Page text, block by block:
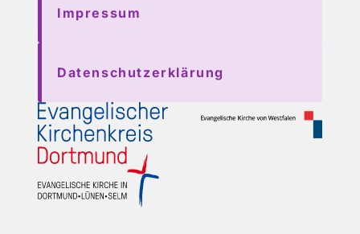
Impressum
Datenschutzerklärung